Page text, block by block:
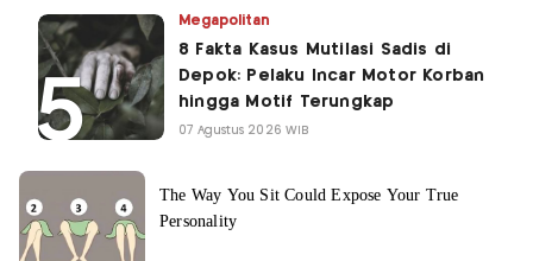
Megapolitan
8 Fakta Kasus Mutilasi Sadis di
Depok: Pelaku Incar Motor Korban
hingga Motif Terungkap
07 Agustus 2026 WIB